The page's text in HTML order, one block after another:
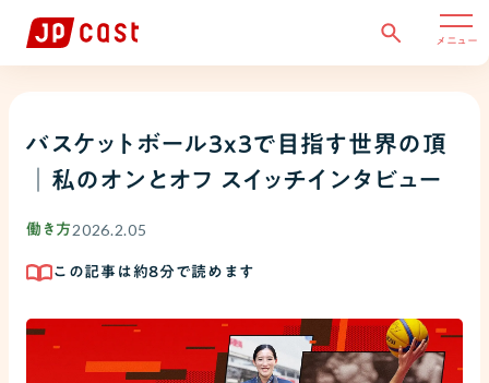
メニュー
バスケットボール3x3で目指す世界の頂
│私のオンとオフ スイッチインタビュー
働き方 2026.2.05
この記事は約8分で読めます